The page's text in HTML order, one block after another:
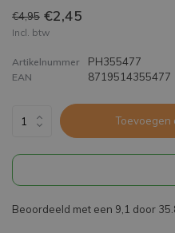
€4,95 €2,45
Incl. btw
Artikelnummer PH355477
EAN 8719514355477
Toevoegen
Beoordeeld met een 9,1 door